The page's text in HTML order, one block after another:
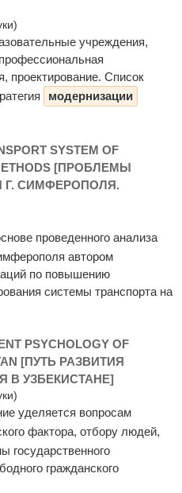
учреждения,
проектирование. Список
модернизации
SYSTEM OF
[ПРОБЛЕМЫ
СИМФЕРОПОЛЯ.
проведенного анализа
автором
по повышению
системы транспорта на
PSYCHOLOGY OF
[ПУТЬ РАЗВИТИЯ
В УЗБЕКИСТАНЕ]
уделяется вопросам
фактора, отбору людей,
государственного
гражданского